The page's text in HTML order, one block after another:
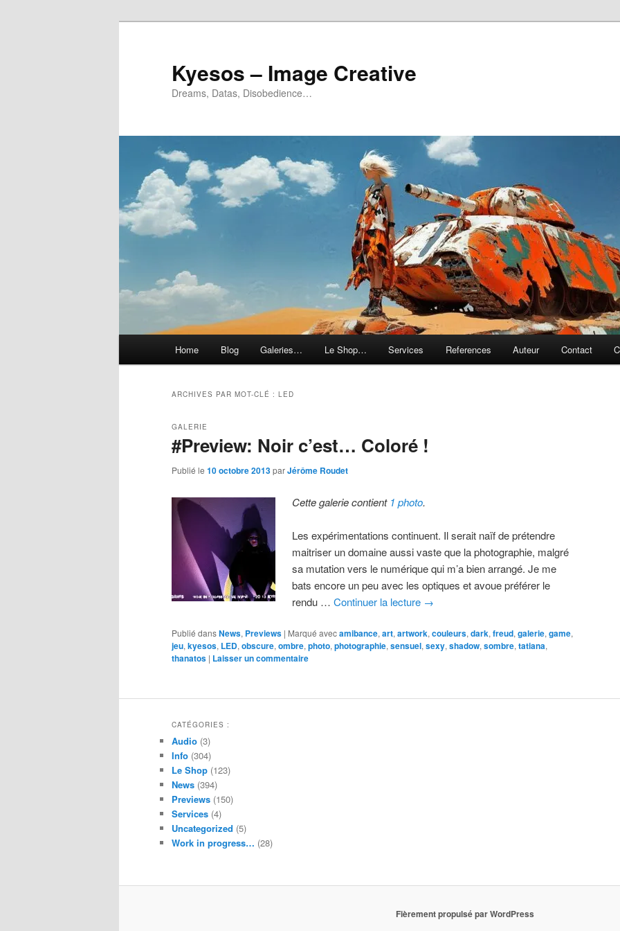
Kyesos – Image Creative
Dreams, Datas, Disobedience…
Home Blog Galeries… Le Shop… Services References Auteur Contact
ARCHIVES PAR MOT-CLÉ : LED
#Preview: Noir c’est… Coloré !
GALERIE
Publié le 10 octobre 2013parJérôme Roudet
Cette galerie contient 1 photo.
Les expérimentations continuent. Il serait naïf de prétendre
maitriser un domaine aussi vaste que la photographie, malgré
sa mutation vers le numérique qui m’a bien arrangé. Je me
bats encore un peu avec les optiques et avoue préférer le
rendu …Continuer la lecture →
Publié dansNews, Previews | Marqué avecamibance, art, artwork, couleurs, dark, freud, galerie, game,
jeu, kyesos, LED, obscure, ombre, photo, photographie, sensuel, sexy, shadow, sombre, tatiana,
thanatos | Laisser un commentaire
CATÉGORIES :
Audio (3)
Info (304)
Le Shop (123)
News (394)
Previews (150)
Services (4)
Uncategorized (5)
Work in progress… (28)
Fièrement propulsé par WordPress